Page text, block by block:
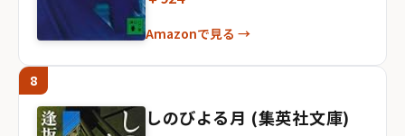
Amazonで見る →
8
しのびよる月 (集英社文庫)